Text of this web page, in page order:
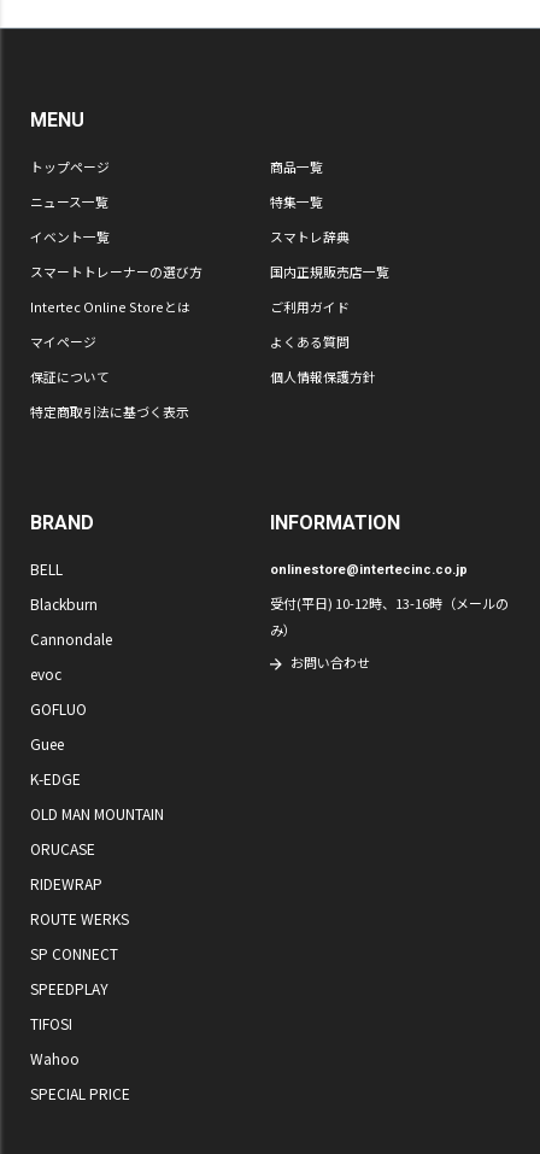
MENU
トップページ
商品一覧
ニュース一覧
特集一覧
イベント一覧
スマトレ辞典
スマートトレーナーの選び方
国内正規販売店一覧
Intertec Online Storeとは
ご利用ガイド
マイページ
よくある質問
保証について
個人情報保護方針
特定商取引法に基づく表示
BRAND
BELL
Blackburn
Cannondale
evoc
GOFLUO
Guee
K-EDGE
OLD MAN MOUNTAIN
ORUCASE
RIDEWRAP
ROUTE WERKS
SP CONNECT
SPEEDPLAY
TIFOSI
Wahoo
SPECIAL PRICE
INFORMATION
onlinestore@intertecinc.co.jp
受付(平日) 10-12時、13-16時（メールの
み）
お問い合わせ